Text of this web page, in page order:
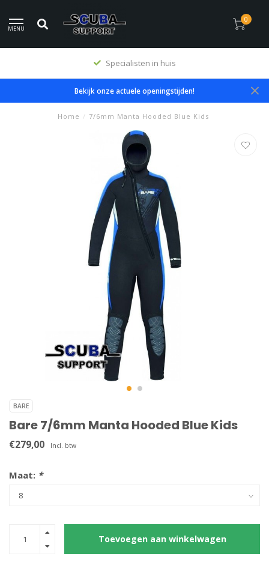
MENU
0
Specialisten in huis
Bekijk onze actuele openingstijden!
Home / 7/6mm Manta Hooded Blue Kids
BARE
Bare 7/6mm Manta Hooded Blue Kids
€279,00 Incl. btw
Maat: *
Toevoegen aan winkelwagen